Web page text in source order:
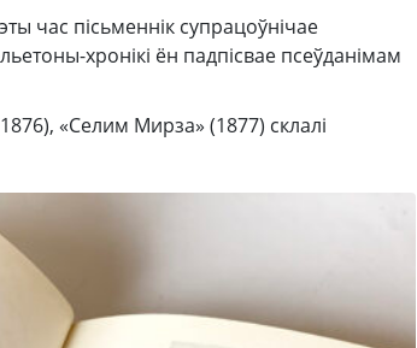
час пісьменнік супрацоўнічае
хронікі ён падпісвае псеўданімам
«Селим Мирза» (1877) склалі